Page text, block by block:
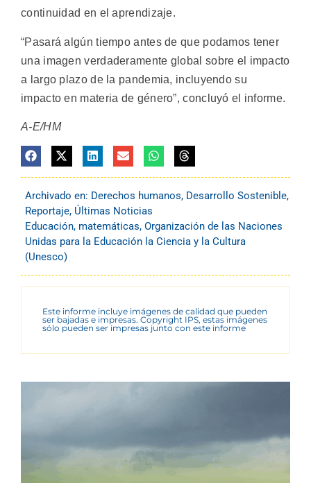
continuidad en el aprendizaje.
“Pasará algún tiempo antes de que podamos tener
una imagen verdaderamente global sobre el impacto
a largo plazo de la pandemia, incluyendo su
impacto en materia de género”, concluyó el informe.
A-E/HM
Archivado en: Derechos humanos, Desarrollo Sostenible,
Reportaje, Últimas Noticias
Educación, matemáticas, Organización de las Naciones
Unidas para la Educación la Ciencia y la Cultura
(Unesco)
Este informe incluye imágenes de calidad que pueden
ser bajadas e impresas. Copyright IPS, estas imágenes
sólo pueden ser impresas junto con este informe